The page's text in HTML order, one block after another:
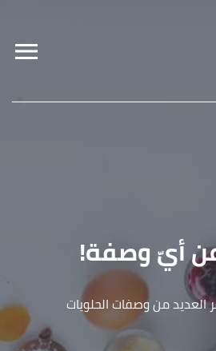
أيّ وصفة!
من وصفات الحلويات